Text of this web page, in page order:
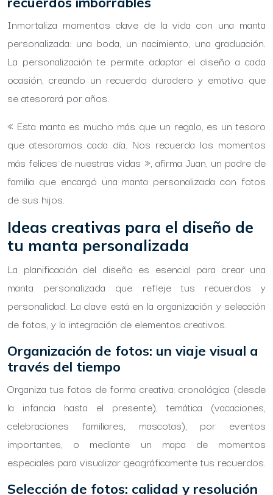
Inmortaliza momentos clave de la vida con una manta
personalizada: una boda, un nacimiento, una graduación.
La personalización te permite adaptar el diseño a cada
ocasión, creando un recuerdo duradero y emotivo que
se atesorará por años.
« Esta manta es mucho más que un regalo, es un tesoro
que atesoramos cada día. Nos recuerda los momentos
más felices de nuestras vidas », afirma Juan, un padre de
familia que encargó una manta personalizada con fotos
de sus hijos.
Ideas creativas para el diseño de
tu manta personalizada
La planificación del diseño es esencial para crear una
manta personalizada que refleje tus recuerdos y
personalidad. La clave está en la organización y selección
de fotos, y la integración de elementos creativos.
Organización de fotos: un viaje visual a
través del tiempo
Organiza tus fotos de forma creativa: cronológica (desde
la infancia hasta el presente), temática (vacaciones,
celebraciones familiares, mascotas), por eventos
importantes, o mediante un mapa de momentos
especiales para visualizar geográficamente tus recuerdos.
Selección de fotos: calidad y resolución